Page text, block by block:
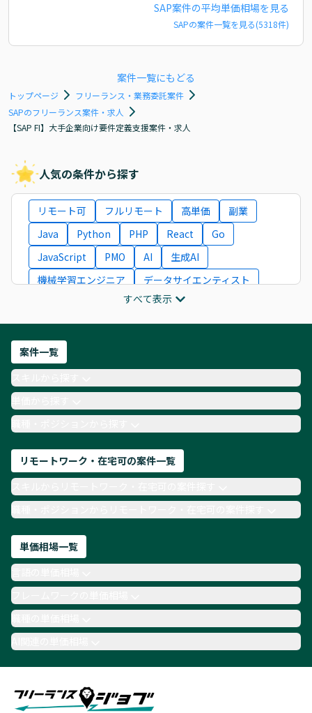
SAP案件の平均単価相場を見る
SAPの案件一覧を見る(5318件)
案件一覧にもどる
トップページ
フリーランス・業務委託案件
SAPのフリーランス案件・求人
【SAP FI】大手企業向け要件定義支援案件・求人
人気の条件から探す
リモート可 フルリモート 高単価
副業
Java
Python PHP React
Go
JavaScript
PMO AI
生成AI
機械学習エンジニア
データサイエンティスト
ITコンサルタント
フロントエンドエンジニア
ネットワークエンジニア
AIエンジニア
Webデザイナー
月収100万円 業務委託
COBOL
Ruby
TypeScript
Laravel AWS
すべて表示
案件一覧
単価から探す
職種・ポジションから探す
リモートワーク・在宅可の案件一覧
職種・ポジションからリモートワーク・在宅可の案件探す
単価相場一覧
職種の単価相場
AI関連の単価相場